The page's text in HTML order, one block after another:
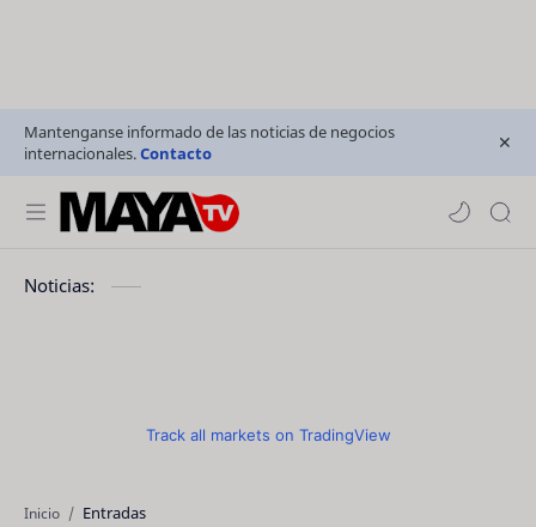
Mantenganse informado de las noticias de negocios
internacionales.Contacto
Noticias:
Track all markets on TradingView
Inicio Entradas